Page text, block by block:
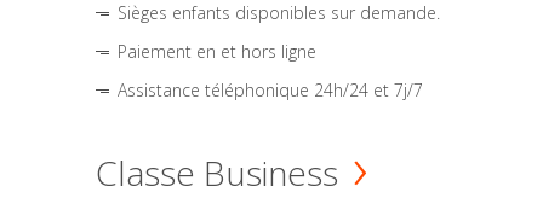
Sièges enfants disponibles sur demande.
Paiement en et hors ligne
Assistance téléphonique 24h/24 et 7j/7
Classe Business